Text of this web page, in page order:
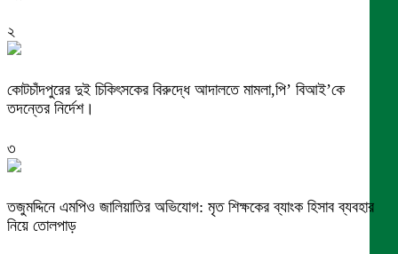
২
কোটচাঁদপুরের দুই চিকিৎসকের বিরুদ্ধে আদালতে মামলা,পি’ বিআই’কে
তদন্তের নির্দেশ।
৩
তজুমদ্দিনে এমপিও জালিয়াতির অভিযোগ: মৃত শিক্ষকের ব্যাংক হিসাব ব্যবহার
নিয়ে তোলপাড়